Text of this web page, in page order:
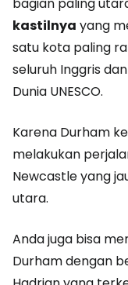
kastilnya yang
satu kota paling
seluruh Inggris
Dunia UNESCO.
Karena Durham
melakukan
Newcastle yang
utara.
Anda juga bisa
Durham dengan